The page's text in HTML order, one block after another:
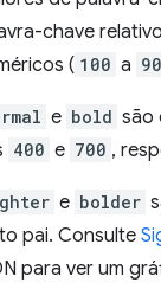
chave
( 100 a
e bold são
400 e 700 ,
e bolder
pai. Consulte
para ver um